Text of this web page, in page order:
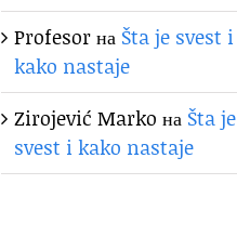
Profesorна Šta je svest i
kako nastaje
Zirojević Marko на Šta je
svest i kako nastaje